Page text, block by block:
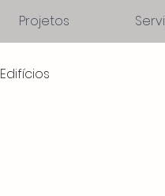
Projetos
Edifícios